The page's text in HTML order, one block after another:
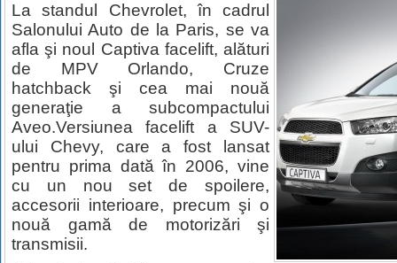
La standul Chevrolet, în cadrul
Salonului Auto de la Paris, se va
afla şi noul Captiva facelift, alături
de MPV Orlando, Cruze
hatchback şi cea mai nouă
generaţie a subcompactului
Aveo.Versiunea facelift a SUV-
ului Chevy, care a fost lansat
pentru prima dată în 2006, vine
cu un nou set de spoilere,
accesorii interioare, precum şi o
nouă gamă de motorizări şi
transmisii.